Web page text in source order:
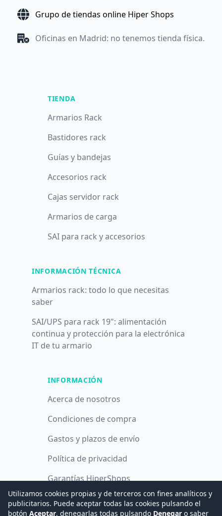
Grupo de tiendas online Hiper Shops
Oficinas en Madrid: no tenemos tienda física.
TIENDA
Armarios Rack
Bastidores rack
Guías y bandejas
Accesorios rack
Cajas servidor rack
Armarios de carga
SAI para rack y accesorios
INFORMACIÓN TÉCNICA
Armarios rack: todo lo que necesitas
saber
SAI/UPS para rack 19": alimentación
continua y protección para la electrónica
IT de tu armario
INFORMACIÓN
Acerca de nosotros
Condiciones de compra
Gastos y plazos de envío
Política de privacidad
Garantías HiperShops
Política de cookies
Utilizamos cookies propias y de terceros con fines analíticos y
publicitarios. Puede aceptar todas las cookies pulsando el
botón Aceptar, denegarlas todas pulsando Denegar o saber